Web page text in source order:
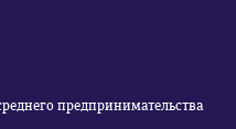
предпринимательства